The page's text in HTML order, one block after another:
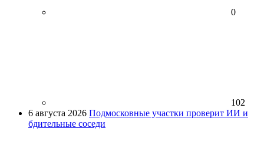
0
102
6 августа 2026 Подмосковные участки проверит ИИ и
бдительные соседи